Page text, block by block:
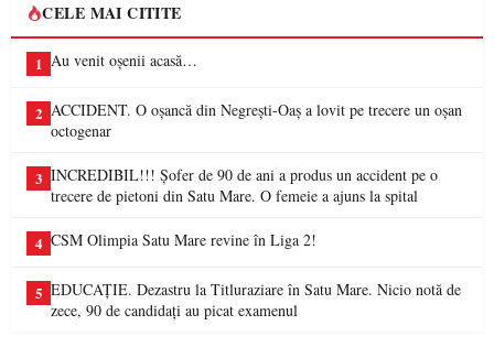
CELE MAI CITITE
1 Au venit oșenii acasă…
2 ACCIDENT. O oșancă din Negrești-Oaș a lovit pe trecere un oșan
octogenar
3 INCREDIBIL!!! Șofer de 90 de ani a produs un accident pe o
trecere de pietoni din Satu Mare. O femeie a ajuns la spital
4 CSM Olimpia Satu Mare revine în Liga 2!
5 EDUCAȚIE. Dezastru la Titluraziare în Satu Mare. Nicio notă de
zece, 90 de candidați au picat examenul